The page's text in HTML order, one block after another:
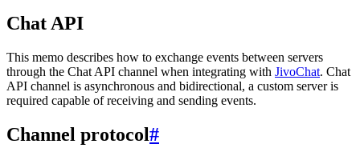
Chat API
This memo describes how to exchange events between servers
through the Chat API channel when integrating with JivoChat. Chat
API channel is asynchronous and bidirectional, a custom server is
required capable of receiving and sending events.
Channel protocol#